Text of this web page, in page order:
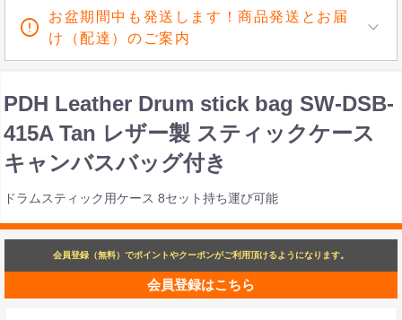
お盆期間中も発送します！商品発送とお届
け（配達）のご案内
PDH Leather Drum stick bag SW-DSB-
415A Tan レザー製 スティックケース
キャンバスバッグ付き
ドラムスティック用ケース 8セット持ち運び可能
会員登録（無料）でポイントやクーポンがご利用頂けるようになります。
会員登録はこちら